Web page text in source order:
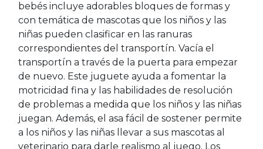
bebés incluye adorables bloques de formas y
con temática de mascotas que los niños y las
niñas pueden clasificar en las ranuras
correspondientes del transportín. Vacía el
transportín a través de la puerta para empezar
de nuevo. Este juguete ayuda a fomentar la
motricidad fina y las habilidades de resolución
de problemas a medida que los niños y las niñas
juegan. Además, el asa fácil de sostener permite
a los niños y las niñas llevar a sus mascotas al
veterinario para darle realismo al juego. Los